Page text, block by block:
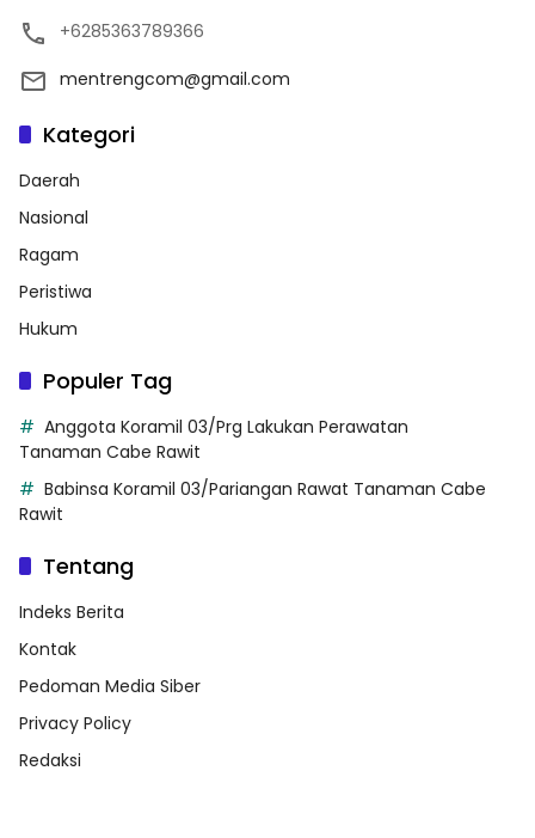
+6285363789366
mentrengcom@gmail.com
Kategori
Daerah
Nasional
Ragam
Peristiwa
Hukum
Populer Tag
Anggota Koramil 03/Prg Lakukan Perawatan
Tanaman Cabe Rawit
Babinsa Koramil 03/Pariangan Rawat Tanaman Cabe
Rawit
Tentang
Indeks Berita
Kontak
Pedoman Media Siber
Privacy Policy
Redaksi